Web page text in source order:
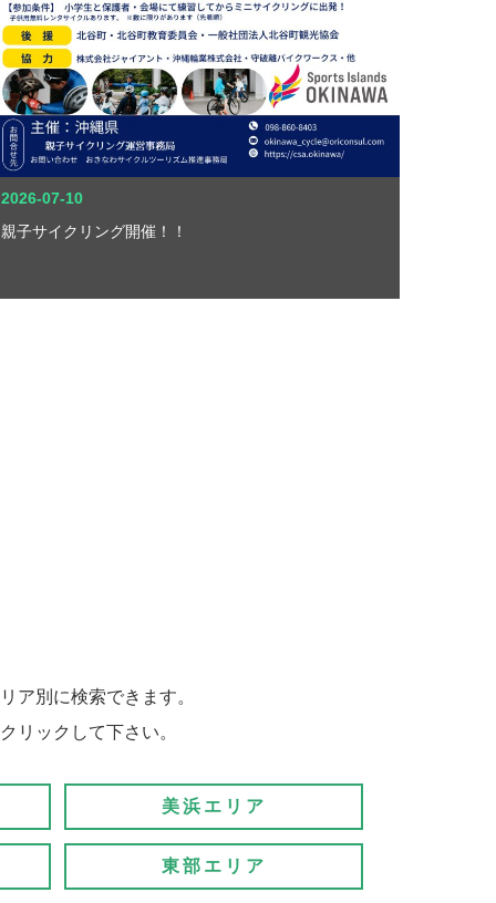
2026-07-10
親子サイクリング開催！！
ア別に検索できます。
リックして下さい。
美浜エリア
東部エリア